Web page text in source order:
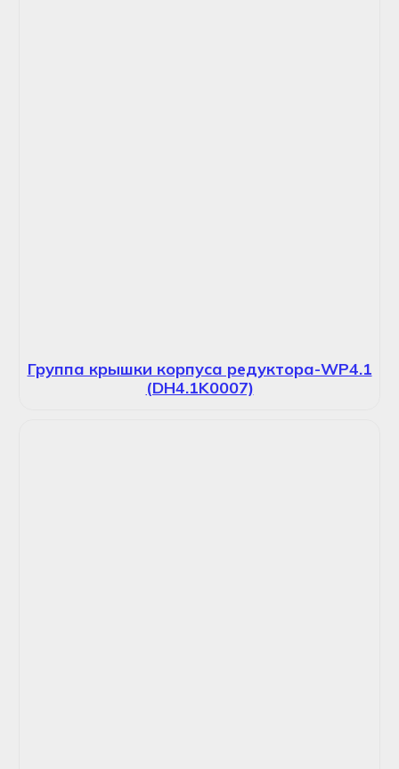
Группа крышки корпуса редуктора-WP4.1
(DH4.1K0007)